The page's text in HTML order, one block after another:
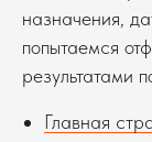
назначения,
попытаемся
результатами
Главная